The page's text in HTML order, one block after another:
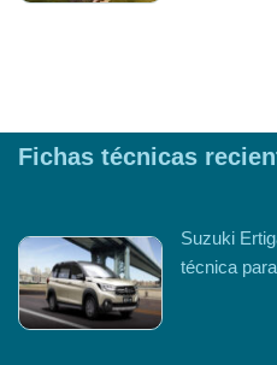
Fichas técnicas
Suzuki
técnica